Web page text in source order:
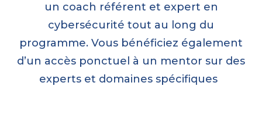
un coach référent et expert en
cybersécurité tout au long du
programme. Vous bénéficiez également
d’un accès ponctuel à un mentor sur des
experts et domaines spécifiques